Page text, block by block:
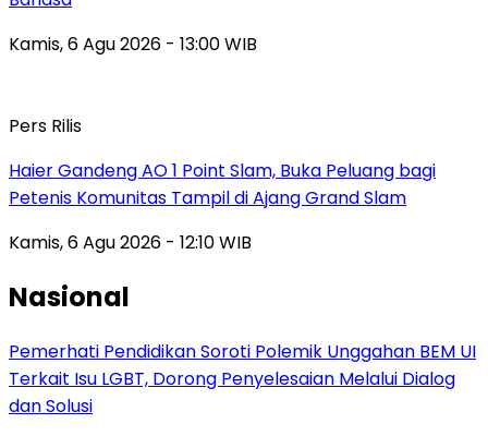
Kamis, 6 Agu 2026 - 13:00 WIB
Pers Rilis
Haier Gandeng AO 1 Point Slam, Buka Peluang bagi
Petenis Komunitas Tampil di Ajang Grand Slam
Kamis, 6 Agu 2026 - 12:10 WIB
Nasional
Pemerhati Pendidikan Soroti Polemik Unggahan BEM UI
Terkait Isu LGBT, Dorong Penyelesaian Melalui Dialog
dan Solusi